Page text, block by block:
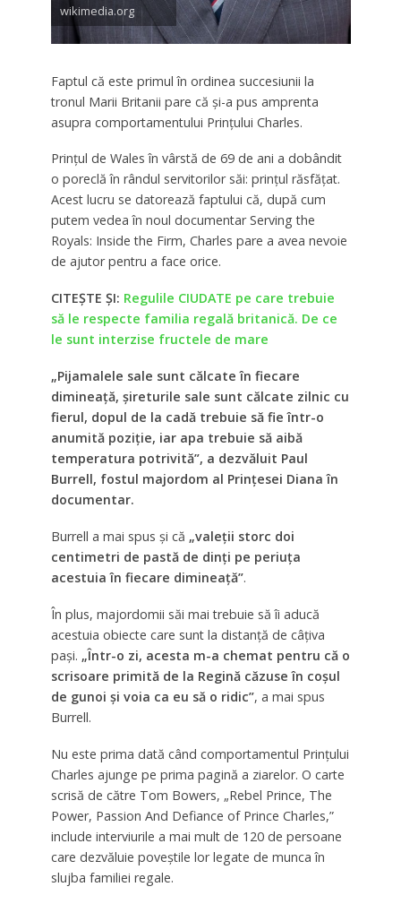
wikimedia.org
Faptul că este primul în ordinea succesiunii la
tronul Marii Britanii pare că și-a pus amprenta
asupra comportamentului Prințului Charles.
Prințul de Wales în vârstă de 69 de ani a dobândit
o poreclă în rândul servitorilor săi: prințul răsfățat.
Acest lucru se datorează faptului că, după cum
putem vedea în noul documentar Serving the
Royals: Inside the Firm, Charles pare a avea nevoie
de ajutor pentru a face orice.
CITEȘTE ȘI: Regulile CIUDATE pe care trebuie
să le respecte familia regală britanică. De ce
le sunt interzise fructele de mare
„Pijamalele sale sunt călcate în fiecare
dimineață, șireturile sale sunt călcate zilnic cu
fierul, dopul de la cadă trebuie să fie într-o
anumită poziție, iar apa trebuie să aibă
temperatura potrivită”, a dezvăluit Paul
Burrell, fostul majordom al Prințesei Diana în
documentar.
Burrell a mai spus și că „valeții storc doi
centimetri de pastă de dinți pe periuța
acestuia în fiecare dimineață”.
În plus, majordomii săi mai trebuie să îi aducă
acestuia obiecte care sunt la distanță de câțiva
pași. „Într-o zi, acesta m-a chemat pentru că o
scrisoare primită de la Regină căzuse în coșul
de gunoi și voia ca eu să o ridic”, a mai spus
Burrell.
Nu este prima dată când comportamentul Prințului
Charles ajunge pe prima pagină a ziarelor. O carte
scrisă de către Tom Bowers, „Rebel Prince, The
Power, Passion And Defiance of Prince Charles,”
include interviurile a mai mult de 120 de persoane
care dezvăluie poveștile lor legate de munca în
slujba familiei regale.